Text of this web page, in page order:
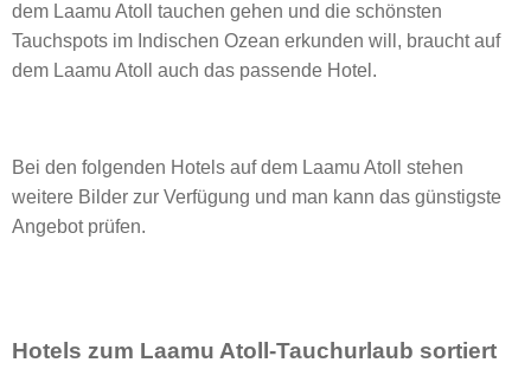
dem Laamu Atoll tauchen gehen und die schönsten
Tauchspots im Indischen Ozean erkunden will, braucht auf
dem Laamu Atoll auch das passende Hotel.
Bei den folgenden Hotels auf dem Laamu Atoll stehen
weitere Bilder zur Verfügung und man kann das günstigste
Angebot prüfen.
Hotels zum Laamu Atoll-Tauchurlaub sortiert